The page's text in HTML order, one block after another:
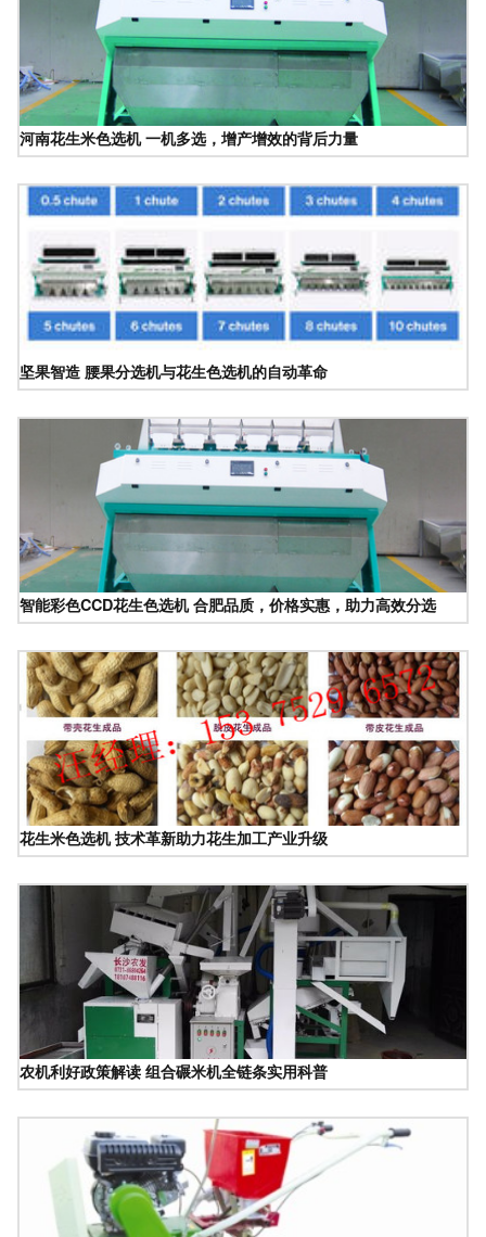
河南花生米色选机 一机多选，增产增效的背后力量
坚果智造 腰果分选机与花生色选机的自动革命
智能彩色CCD花生色选机 合肥品质，价格实惠，助力高效分选
花生米色选机 技术革新助力花生加工产业升级
农机利好政策解读 组合碾米机全链条实用科普